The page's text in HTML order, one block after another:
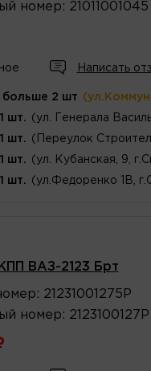
номер : 21011001045
Написать
больше 2 шт
1 шт. (ул. Генерала
1 шт. (Переулок
1 шт. (ул. Кубанская, 9,
1 шт. (ул.Федоренко 1В,
ВАЗ-2123 Брт
: 21231001275Р
номер : 2123100127Р